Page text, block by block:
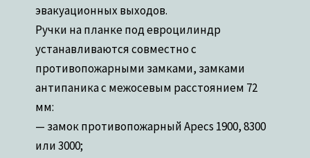
эвакуационных выходов.
Ручки на планке под евроцилиндр
устанавливаются совместно с
противопожарными замками, замками
антипаника с межосевым расстоянием 72
мм:
— замок противопожарный Apecs 1900, 8300
или 3000;